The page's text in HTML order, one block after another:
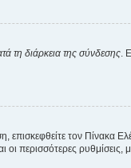
τη διάρκεια της σύνδεσης .
επισκεφθείτε τον Πίνακα
περισσότερες